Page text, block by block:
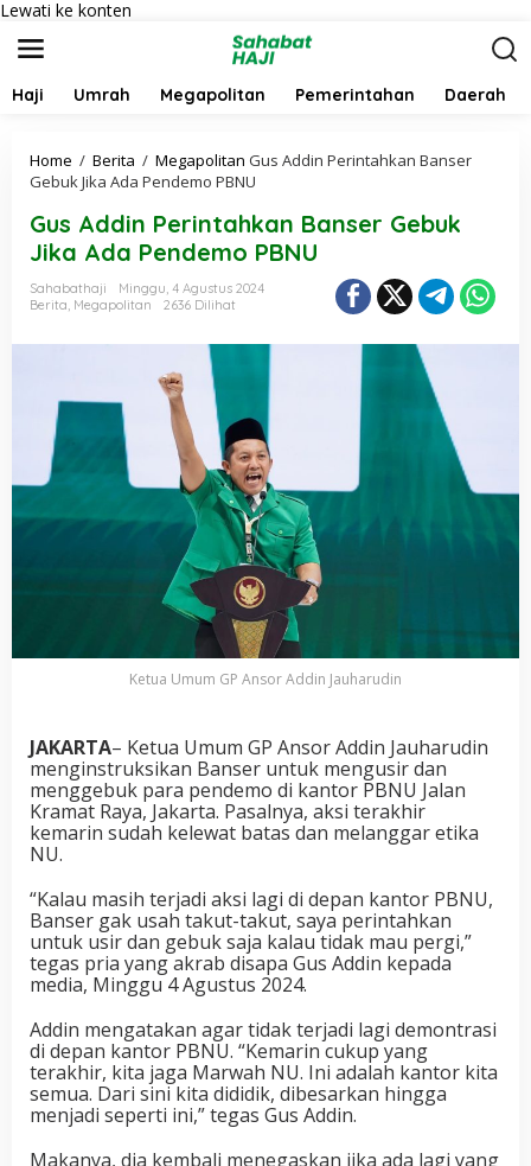
Lewati ke konten
Haji Umrah Megapolitan Pemerintahan Daerah
Home / Berita / Megapolitan Gus Addin Perintahkan Banser
Gebuk Jika Ada Pendemo PBNU
Gus Addin Perintahkan Banser Gebuk
Jika Ada Pendemo PBNU
Sahabathaji
Minggu, 4 Agustus 2024
Berita, Megapolitan 2636 Dilihat
Ketua Umum GP Ansor Addin Jauharudin
JAKARTA– Ketua Umum GP Ansor Addin Jauharudin
menginstruksikan Banser untuk mengusir dan
menggebuk para pendemo di kantor PBNU Jalan
Kramat Raya, Jakarta. Pasalnya, aksi terakhir
kemarin sudah kelewat batas dan melanggar etika
NU.
“Kalau masih terjadi aksi lagi di depan kantor PBNU,
Banser gak usah takut-takut, saya perintahkan
untuk usir dan gebuk saja kalau tidak mau pergi,”
tegas pria yang akrab disapa Gus Addin kepada
media, Minggu 4 Agustus 2024.
Addin mengatakan agar tidak terjadi lagi demontrasi
di depan kantor PBNU. “Kemarin cukup yang
terakhir, kita jaga Marwah NU. Ini adalah kantor kita
semua. Dari sini kita dididik, dibesarkan hingga
menjadi seperti ini,” tegas Gus Addin.
Makanya, dia kembali menegaskan jika ada lagi yang